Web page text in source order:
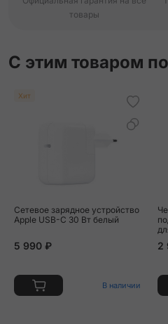
товары
С этим товаром
Хит
Сетевое зарядное устройство
Apple USB-C 30 Вт белый
5 990 ₽
В наличии
2